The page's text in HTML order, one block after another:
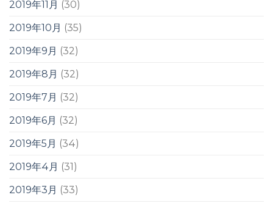
2019年11月 (30)
2019年10月 (35)
2019年9月 (32)
2019年8月 (32)
2019年7月 (32)
2019年6月 (32)
2019年5月 (34)
2019年4月 (31)
2019年3月 (33)